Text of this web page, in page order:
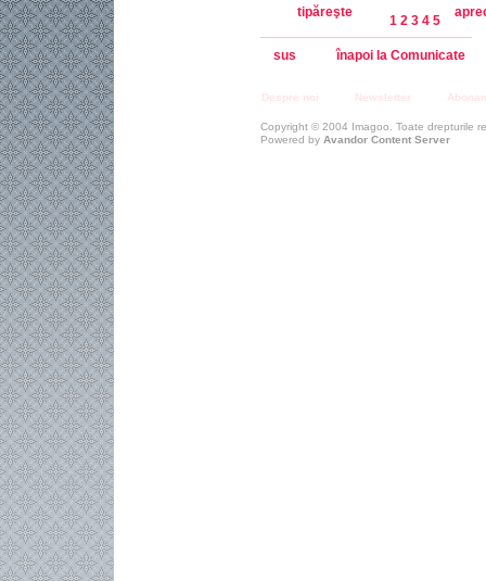
tipăreşte
1 2 3 4 5
sus înapoi la Comunicate
Despre noi Newsletter
Copyright © 2004 Imagoo. Toate drepturile
Powered by Avandor Content Server